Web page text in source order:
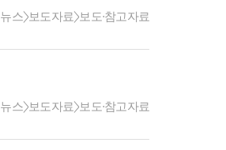
뉴스>보도자료>보도·참고자료
뉴스>보도자료>보도·참고자료